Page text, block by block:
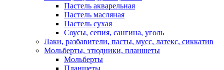
Пастель акварельная
Пастель масляная
Пастель сухая
Соусы, сепия, сангина, уголь
Лаки, разбавители, пасты, мусс, латекс, сиккатив
Мольберты, этюдники, планшеты
Мольберты
Планшеты